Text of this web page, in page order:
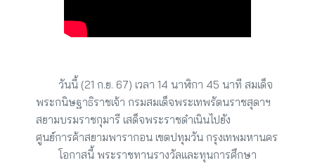
พระกนิษฐาธิราชเจ้า กรมสมเด็จพระเทพรัตนราชสุดาฯ
สยามบรมราชกุมารี เสด็จพระราชดำเนินไปยัง
ศูนย์การค้าสยามพารากอน เขตปทุมวัน กรุงเทพมหานคร
        โอกาสนี้ พระราชทานรางวัลและทุนการศึกษา